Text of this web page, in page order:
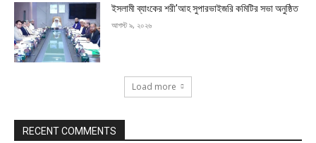
ইসলামী ব্যাংকের শরী’আহ সুপারভাইজরি কমিটির সভা অনুষ্ঠিত
আগস্ট ৯, ২০২৬
Load more
RECENT COMMENTS